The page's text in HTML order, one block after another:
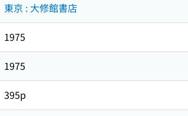
東京 : 大修館書店
1975
1975
395p